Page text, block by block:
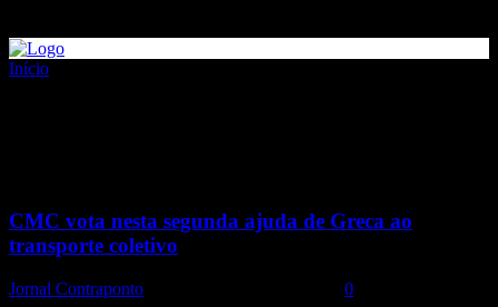
Início
CMC vota nesta segunda ajuda de Greca ao
transporte coletivo
Jornal Contraponto 0